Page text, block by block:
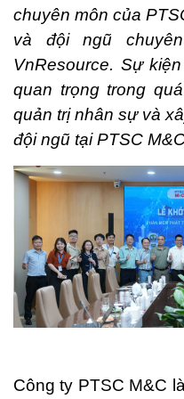
chuyên môn của
và đội ngũ
VnResource. Sự
quan trọng trong
quản trị nhân sự và
đội ngũ tại PTSC
Công ty PTSC M&C